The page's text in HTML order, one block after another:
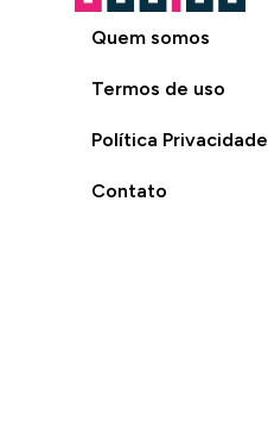
Quem somos
Termos de uso
Política Privacidade
Contato